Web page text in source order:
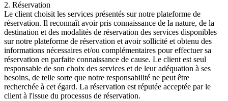
2. Réservation
Le client choisit les services présentés sur notre plateforme de
réservation. Il reconnaît avoir pris connaissance de la nature, de la
destination et des modalités de réservation des services disponibles
sur notre plateforme de réservation et avoir sollicité et obtenu des
informations nécessaires et/ou complémentaires pour effectuer sa
réservation en parfaite connaissance de cause. Le client est seul
responsable de son choix des services et de leur adéquation à ses
besoins, de telle sorte que notre responsabilité ne peut être
recherchée à cet égard. La réservation est réputée acceptée par le
client à l'issue du processus de réservation.